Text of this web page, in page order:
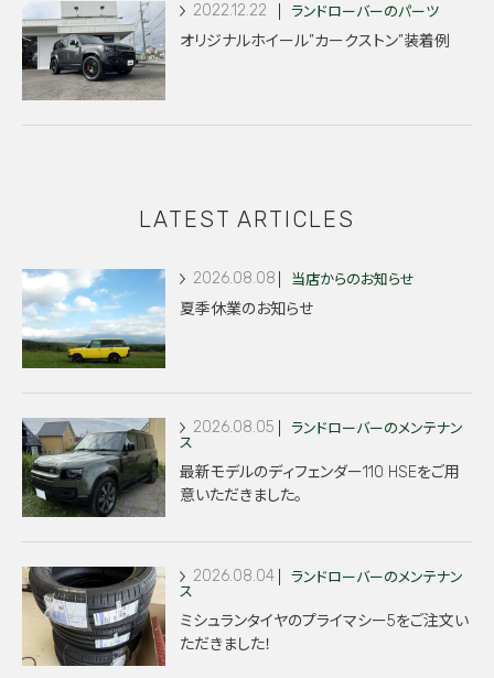
2022.12.22 ランドローバーのパーツ
オリジナルホイール”カークストン”装着例
LATEST ARTICLES
2026.08.08 当店からのお知らせ
夏季休業のお知らせ
2026.08.05
ランドローバーのメンテナン
ス
最新モデルのディフェンダー110 HSEをご用
意いただきました。
2026.08.04
ランドローバーのメンテナン
ス
ミシュランタイヤのプライマシー5をご注文い
ただきました！